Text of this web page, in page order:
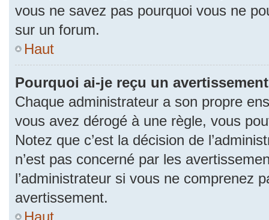
vous ne savez pas pourquoi vous ne
sur un forum.
Haut
Pourquoi ai-je reçu un
Chaque administrateur a son propre
vous avez dérogé à une règle, vous
Notez que c’est la décision de
n’est pas concerné par les
l’administrateur si vous ne comprenez
avertissement.
Haut